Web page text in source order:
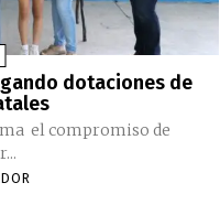
dotaciones de
el compromiso de